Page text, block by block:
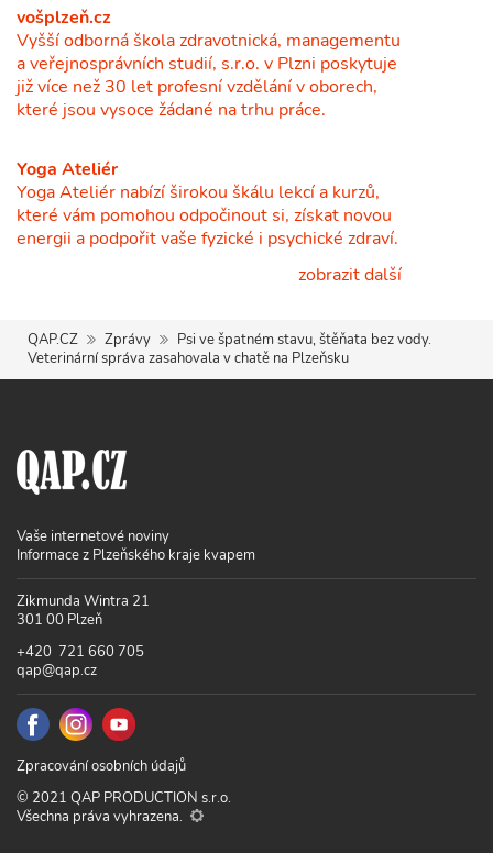
vošplzeň.cz
Vyšší odborná škola zdravotnická, managementu
a veřejnosprávních studií, s.r.o. v Plzni poskytuje
již více než 30 let profesní vzdělání v oborech,
které jsou vysoce žádané na trhu práce.
Yoga Ateliér
Yoga Ateliér nabízí širokou škálu lekcí a kurzů,
které vám pomohou odpočinout si, získat novou
energii a podpořit vaše fyzické i psychické zdraví.
zobrazit další
QAP.CZ Zprávy
Psi ve špatném stavu, štěňata bez vody.
Veterinární správa zasahovala v chatě na Plzeňsku
Vaše internetové noviny
Informace z Plzeňského kraje kvapem
Zikmunda Wintra 21
301 00 Plzeň
+420 721 660 705
qap@qap.cz
Zpracování osobních údajů
© 2021 QAP PRODUCTION s.r.o.
Všechna práva vyhrazena.